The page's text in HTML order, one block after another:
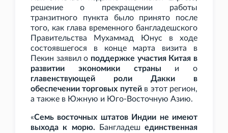
решение о прекращении работы
транзитного пункта было принято после
того, как глава временного бангладешского
Правительства Мухаммад Юнус в ходе
состоявшегося в конце марта визита в
Пекин заявил о поддержке участия Китая в
развитии экономики страны и о
главенствующей роли Дакки в
обеспечении торговых путейв этот регион,
а также в Южную и Юго-Восточную Азию.
«Семь восточных штатов Индии не имеют
выхода к морю. Бангладеш единственная